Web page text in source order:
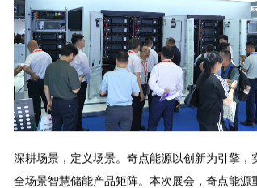
深耕场景，定义场景。奇点能源以创新为引擎，
全场景智慧储能产品矩阵。本次展会，奇点能源